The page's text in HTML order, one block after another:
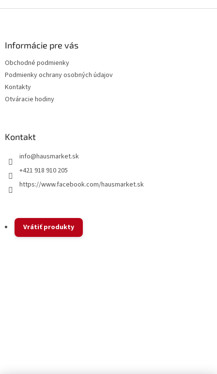
Informácie pre vás
Obchodné podmienky
Podmienky ochrany osobných údajov
Kontakty
Otváracie hodiny
Kontakt
info@hausmarket.sk
+421 918 910 205
https://www.facebook.com/hausmarket.sk
Vrátiť produkty